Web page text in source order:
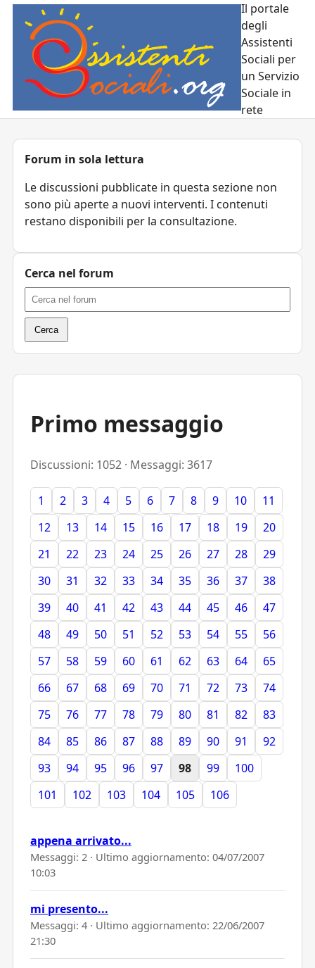
Il portale
degli
Assistenti
Sociali per
un Servizio
Sociale in
rete
Primo messaggio
Discussioni: 1052 · Messaggi: 3617
1 2 3 4 5 6 7 8 9 10
11
12
13 14 15 16 17 18 19
20
21
22 23 24 25 26 27 28
29
30
31 32 33 34 35 36 37
38
39
40 41 42 43 44 45 46
47
48
49 50 51 52 53 54 55
56
57
58 59 60 61 62 63 64
65
66
67 68 69 70 71 72 73
74
75
76 77 78 79 80 81 82
83
84
85 86 87 88 89 90 91
92
93
94 95 96 97 98 99
100
101
102 103 104 105 106
appena arrivato...
Messaggi: 2 · Ultimo aggiornamento: 04/07/2007
10:03
mi presento...
Messaggi: 4 · Ultimo aggiornamento: 22/06/2007
21:30
Forum in sola lettura
Le discussioni pubblicate in questa sezione non
sono più aperte a nuovi interventi. I contenuti
restano disponibili per la consultazione.
Cerca nel forum
Cerca